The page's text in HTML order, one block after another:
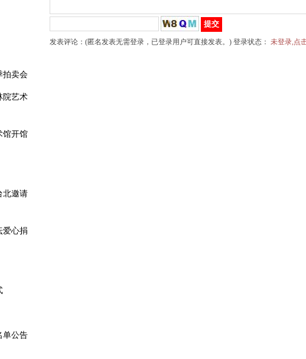
拍卖会
院艺术
馆开馆
北邀请
爱心捐
单公告
发表评论：(匿名发表无需登录，已登录用户可直接发表。) 登录状态： 未登录,点